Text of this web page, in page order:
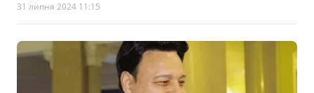
31 липня 2024 11:15